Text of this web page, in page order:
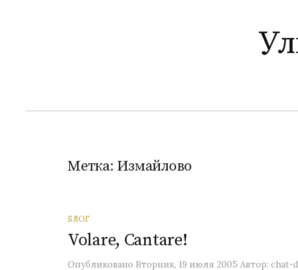
и
Метка: Измайлово
БЛОГ
Volare, Cantare!
Опубликовано Вторник, 19 июля 2005 Автор: chat-